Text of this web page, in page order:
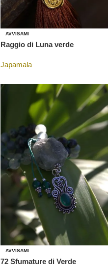
AVVISAMI
Raggio di Luna verde
Japamala
AVVISAMI
72 Sfumature di Verde